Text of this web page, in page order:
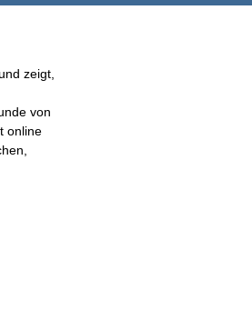
zeigt,
von
online